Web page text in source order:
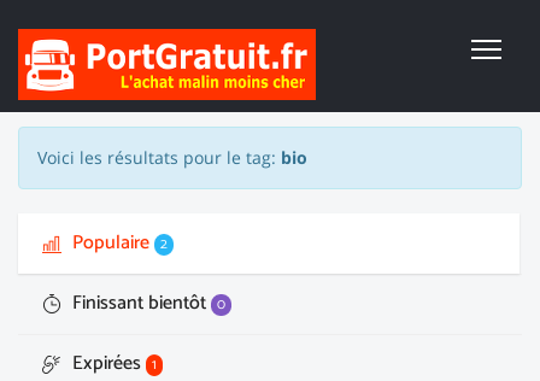
Voici les résultats pour le tag: bio
Populaire 2
Finissant bientôt 0
Expirées 1